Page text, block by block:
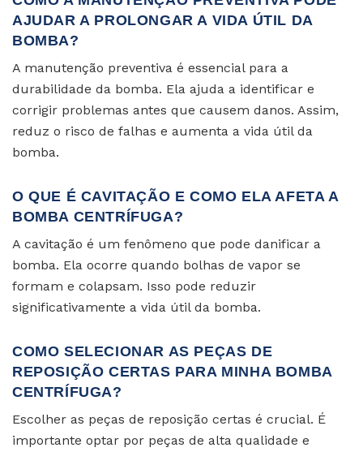
AJUDAR A PROLONGAR A VIDA ÚTIL DA
BOMBA?
A manutenção preventiva é essencial para a
durabilidade da bomba. Ela ajuda a identificar e
corrigir problemas antes que causem danos. Assim,
reduz o risco de falhas e aumenta a vida útil da
bomba.
O QUE É CAVITAÇÃO E COMO ELA AFETA A
BOMBA CENTRÍFUGA?
A cavitação é um fenômeno que pode danificar a
bomba. Ela ocorre quando bolhas de vapor se
formam e colapsam. Isso pode reduzir
significativamente a vida útil da bomba.
COMO SELECIONAR AS PEÇAS DE
REPOSIÇÃO CERTAS PARA MINHA BOMBA
CENTRÍFUGA?
Escolher as peças de reposição certas é crucial. É
importante optar por peças de alta qualidade e